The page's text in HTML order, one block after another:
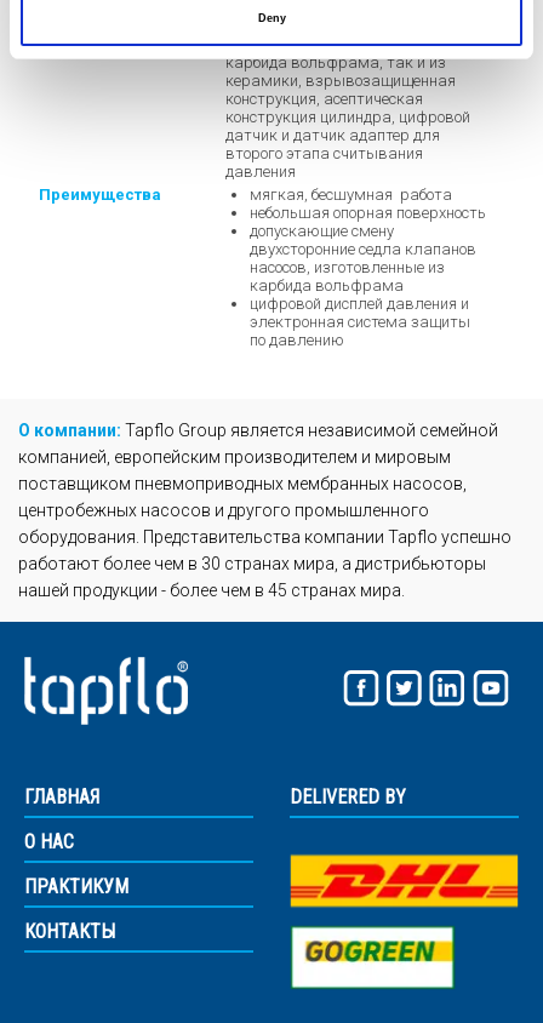
Deny
быть реализован по заказу из
разного материала: как из
карбида вольфрама, так и из
керамики, взрывозащищенная
конструкция, асептическая
конструкция цилиндра, цифровой
датчик и датчик адаптер для
второго этапа считывания
давления
Преимущества
мягкая, бесшумная работа
небольшая опорная поверхность
допускающие смену
двухсторонние седла клапанов
насосов, изготовленные из
карбида вольфрама
цифровой дисплей давления и
электронная система защиты
по давлению
О компании: Tapflo Group является независимой семейной
компанией, европейским производителем и мировым
поставщиком пневмоприводных мембранных насосов,
центробежных насосов и другого промышленного
оборудования. Представительства компании Tapflo успешно
работают более чем в 30 странах мира, а дистрибьюторы
нашей продукции - более чем в 45 странах мира.
ГЛАВНАЯ
О НАС
ПРАКТИКУМ
КОНТАКТЫ
DELIVERED BY